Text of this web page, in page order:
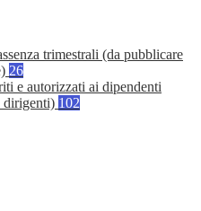
trimestrali (da pubblicare
26
e autorizzati ai dipendenti
dirigenti) 102